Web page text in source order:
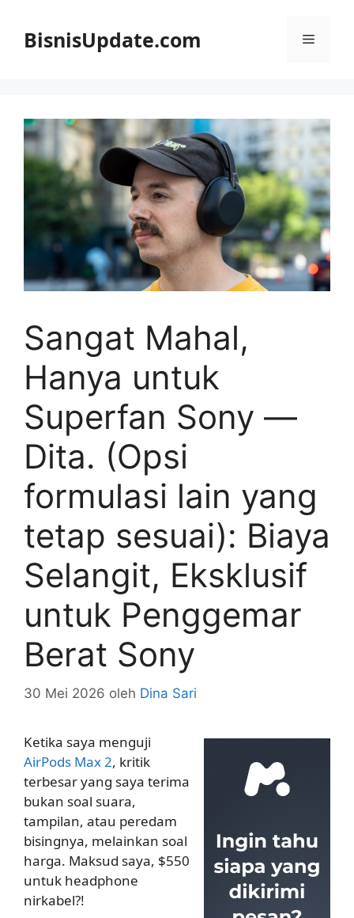
BisnisUpdate.com Menu
Sangat Mahal,
Hanya untuk
Superfan Sony —
Dita. (Opsi
formulasi lain yang
tetap sesuai): Biaya
Selangit, Eksklusif
untuk Penggemar
Berat Sony
30 Mei 2026 oleh Dina Sari
Ketika saya menguji
AirPods Max 2, kritik
terbesar yang saya terima
bukan soal suara,
tampilan, atau peredam
bisingnya, melainkan soal
harga. Maksud saya, $550
untuk headphone
nirkabel?!